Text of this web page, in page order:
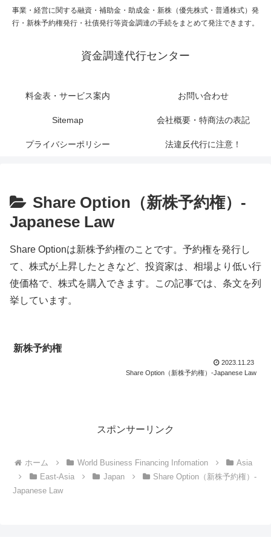
事業・経営に関する融資・補助金・助成金・新株（優先株式・普通株式）発
行・新株予約権発行・社債発行等資金調達の手続をまとめて発注できます。
資金調達代行センター
料金表・サービス案内 お問い合わせ
Sitemap 会社概要・特商法の表記
プライバシーポリシー 法違反代行に注意！
Share Option（新株予約権）-
Japanese Law
Share Optionは新株予約権のことです。予約権を発行し
て、株式が上昇したときなど、投資家は、相場より低い行
使価格で、株式を購入できます。この記事では、条文を列
挙しています。
新株予約権
2023.11.23
Share Option（新株予約権）-Japanese Law
スポンサーリンク
ホーム World Business Financing Infomation
Asia
East-Asia
Japan
Share Option（新株予約権）-
Japanese Law